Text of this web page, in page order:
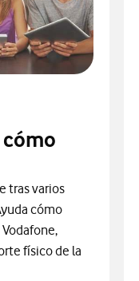
cómo
tras varios
cómo
físico de la